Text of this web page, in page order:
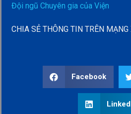
Đội ngũ Chuyên gia của Viện
CHIA SẺ THÔNG TIN TRÊN MẠNG
Facebook